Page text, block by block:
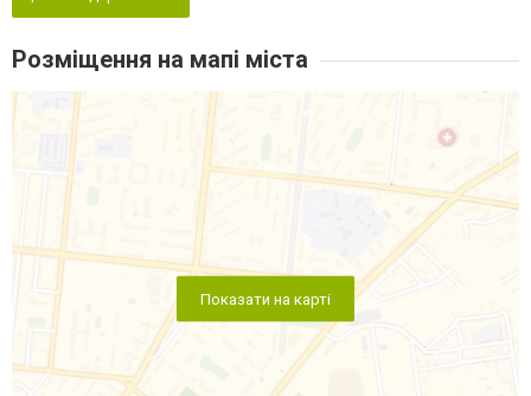
Розміщення на мапі міста
Показати на карті